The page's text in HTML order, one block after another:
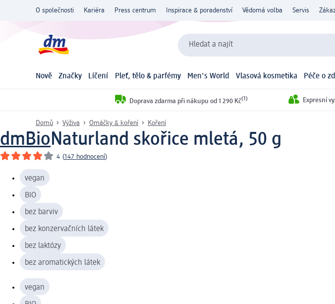
O společnosti Kariéra Press centrum Inspirace & poradenství Vědomá volba Servis
Hledat a najít
Nově Značky Líčení Pleť, tělo & parfémy Men's World Vlasová kosmetika Péče o
Doprava zdarma při nákupu od 1 290 Kč(1) Expresní
Domů Výživa Omáčky & koření Koření
dmBioNaturland skořice mletá, 50 g
4 (147 hodnocení)
vegan
BIO
bez barviv
bez konzervačních látek
bez laktózy
bez aromatických látek
vegan